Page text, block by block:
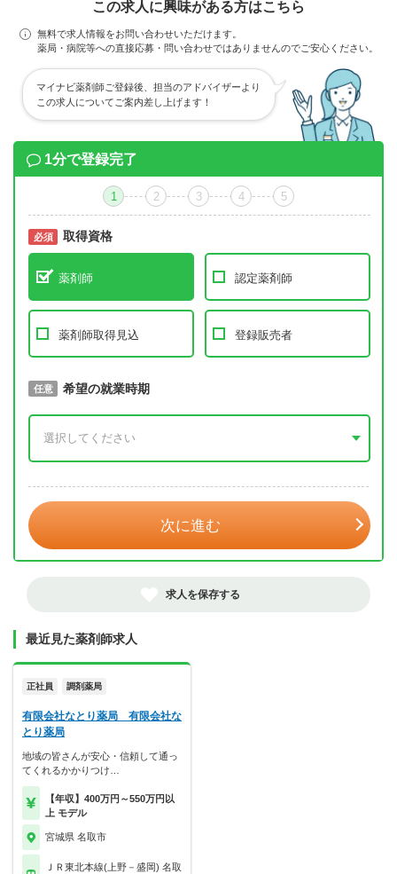
この求人に興味がある方はこちら
無料で求人情報をお問い合わせいただけます。
薬局・病院等への直接応募・問い合わせではありませんのでご安心ください。
マイナビ薬剤師ご登録後、担当のアドバイザーより
この求人についてご案内差し上げます！
1分で登録完了
1 2 3 4 5
必須 取得資格
薬剤師 認定薬剤師
薬剤師取得見込 登録販売者
必須 取得予定年
任意 希望の就業時期
次に進む
求人を保存する
最近見た薬剤師求人
正社員 調剤薬局
有限会社なとり薬局 有限会社な
とり薬局
地域の皆さんが安心・信頼して通っ
てくれるかかりつけ…
【年収】400万円～550万円以
上 モデル
宮城県 名取市
ＪＲ東北本線(上野－盛岡) 名取